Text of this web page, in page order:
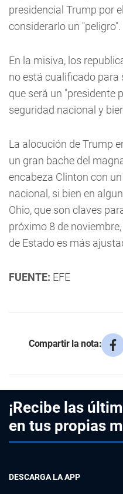
presidencial Trump por
considerarlo un "peligro".
En la misiva, los
no está cualificado para
que será un "presidente
seguridad nacional y
La alocución de Trump
un gran bache del
encabeza Clinton con
nacional, si bien en
Ohio, que son claves
próximo 8 de
de Estado es más
FUENTE: EFE
Compartir la nota:
¡Recibe las
en tus propias
DESCARGA LA APP